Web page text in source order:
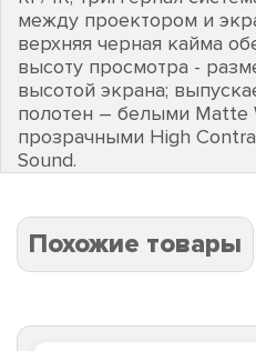
между проектором и
верхняя черная кайма
высоту просмотра -
высотой экрана;
полотен – белыми Matte
прозрачными High
Sound.
Похожие товары